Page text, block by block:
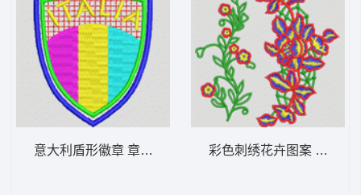
意大利盾形徽章 章仔italia 彩色刺绣花卉图案 朵花水